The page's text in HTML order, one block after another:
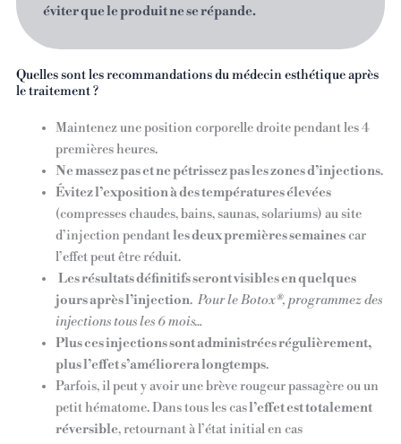
éviter que le produit ne se répande.
Quelles sont les recommandations du médecin esthétique après
le traitement ?
Maintenez une position corporelle droite pendant les 4
premières heures.
Ne massez pas et ne pétrissez pas les zones d’injections.
Évitez l’exposition à des températures élevées
(compresses chaudes, bains, saunas, solariums) au site
d’injection pendantles deux premières semainescar
l’effet peut être réduit.
Les résultats définitifs seront visibles en quelques
jours après l’injection. Pour le Botox®, programmez des
injections tous les 6 mois…
Plus ces injections sont administrées régulièrement,
plus l’effet s’améliorera longtemps.
Parfois, il peut y avoir une brève rougeur passagère ou un
petit hématome. Dans tous les casl’effet est totalement
réversible, retournant à l’état initial en cas